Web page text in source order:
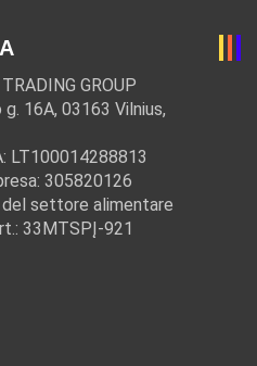
GROUP
16A, 03163 Vilnius,
LT100014288813
305820126
settore alimentare
33MTSPĮ-921